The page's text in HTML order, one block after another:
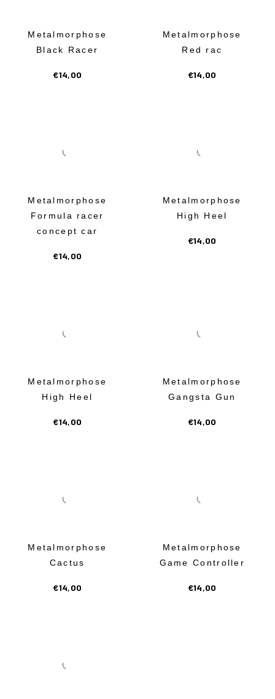
Metalmorphose
Black Racer
€14,00
Metalmorphose
Red rac
€14,00
Metalmorphose
Formula racer
concept car
€14,00
Metalmorphose
High Heel
€14,00
Metalmorphose
High Heel
€14,00
Metalmorphose
Gangsta Gun
€14,00
Metalmorphose
Cactus
€14,00
Metalmorphose
Game Controller
€14,00